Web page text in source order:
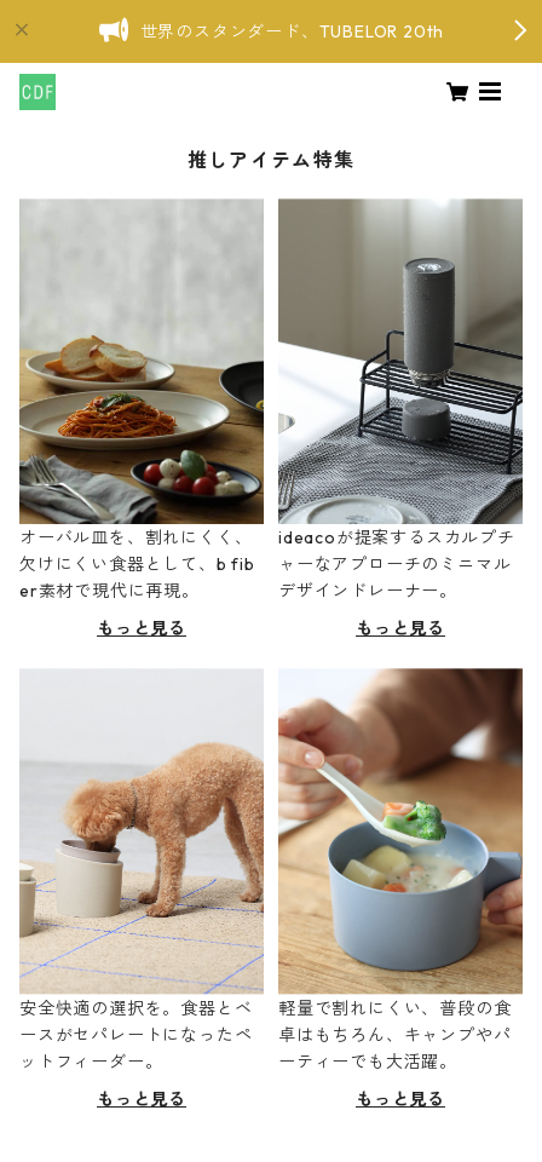
世界のスタンダード、TUBELOR 20th
推しアイテム特集
オーバル皿を、割れにくく、
欠けにくい食器として、b fib
er素材で現代に再現。
もっと見る
ideacoが提案するスカルプチ
ャーなアプローチのミニマル
デザインドレーナー。
もっと見る
安全快適の選択を。食器とベ
ースがセパレートになったペ
ットフィーダー。
もっと見る
軽量で割れにくい、普段の食
卓はもちろん、キャンプやパ
ーティーでも大活躍。
もっと見る